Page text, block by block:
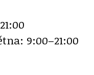
9:00–21:00